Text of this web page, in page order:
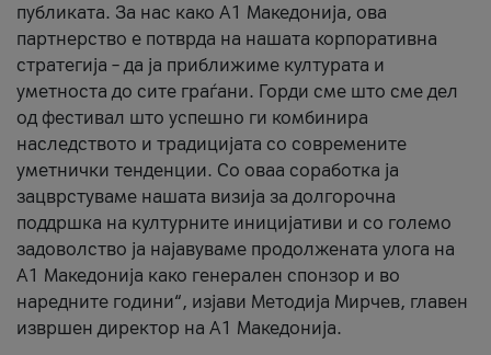
публиката. За нас како A1 Македонија, ова
партнерство е потврда на нашата корпоративна
стратегија – да ја приближиме културата и
уметноста до сите граѓани. Горди сме што сме дел
од фестивал што успешно ги комбинира
наследството и традицијата со современите
уметнички тенденции. Со оваа соработка ја
зацврстуваме нашата визија за долгорочна
поддршка на културните иницијативи и со големо
задоволство ја најавуваме продолжената улога на
A1 Македонија како генерален спонзор и во
наредните години“, изјави Методија Мирчев, главен
извршен директор на A1 Македонија.